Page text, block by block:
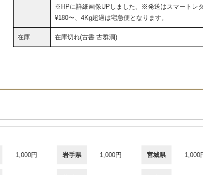
※HPに詳細画像UPしました。※発送はスマートレ
¥180〜、4Kg超過は宅急便となります。
在庫 在庫切れ(古書 古群洞)
1,000円 岩手県 1,000円 宮城県 1,000